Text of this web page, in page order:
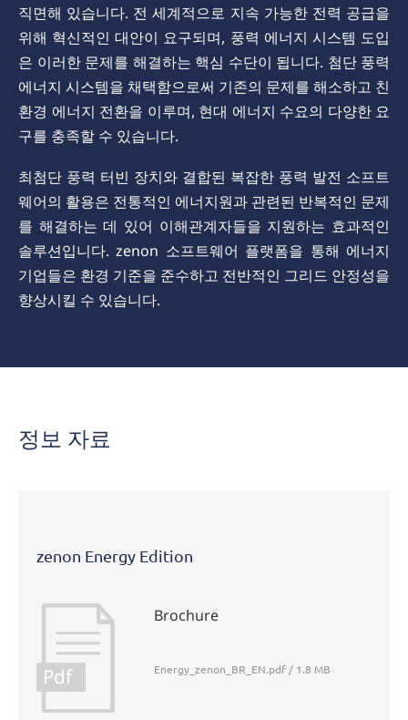
직면해 있습니다. 전 세계적으로 지속 가능한 전력 공급을
위해 혁신적인 대안이 요구되며, 풍력 에너지 시스템 도입
은 이러한 문제를 해결하는 핵심 수단이 됩니다. 첨단 풍력
에너지 시스템을 채택함으로써 기존의 문제를 해소하고 친
환경 에너지 전환을 이루며, 현대 에너지 수요의 다양한 요
구를 충족할 수 있습니다.
최첨단 풍력 터빈 장치와 결합된 복잡한 풍력 발전 소프트
웨어의 활용은 전통적인 에너지원과 관련된 반복적인 문제
를 해결하는 데 있어 이해관계자들을 지원하는 효과적인
솔루션입니다. zenon 소프트웨어 플랫폼을 통해 에너지
기업들은 환경 기준을 준수하고 전반적인 그리드 안정성을
향상시킬 수 있습니다.
정
보
정보 자료
Pdf
zenon Energy Edition
Brochure
Energy_zenon_BR_EN.pdf / 1.8 MB